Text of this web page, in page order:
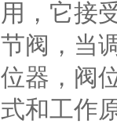
用，它接
节阀，当
位器，阀
式和工作